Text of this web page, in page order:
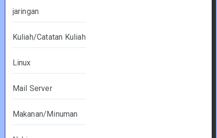
jaringan
Kuliah/Catatan Kuliah
Linux
Mail Server
Makanan/Minuman